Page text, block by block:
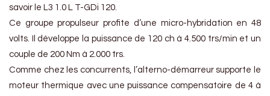
savoir le L3 1.0 L T-GDi 120.
Ce groupe propulseur profite d’une micro-hybridation en 48
volts. Il développe la puissance de 120 ch à 4.500 trs/min et un
couple de 200 Nm à 2.000 trs.
Comme chez les concurrents, l’alterno-démarreur supporte le
moteur thermique avec une puissance compensatoire de 4 à